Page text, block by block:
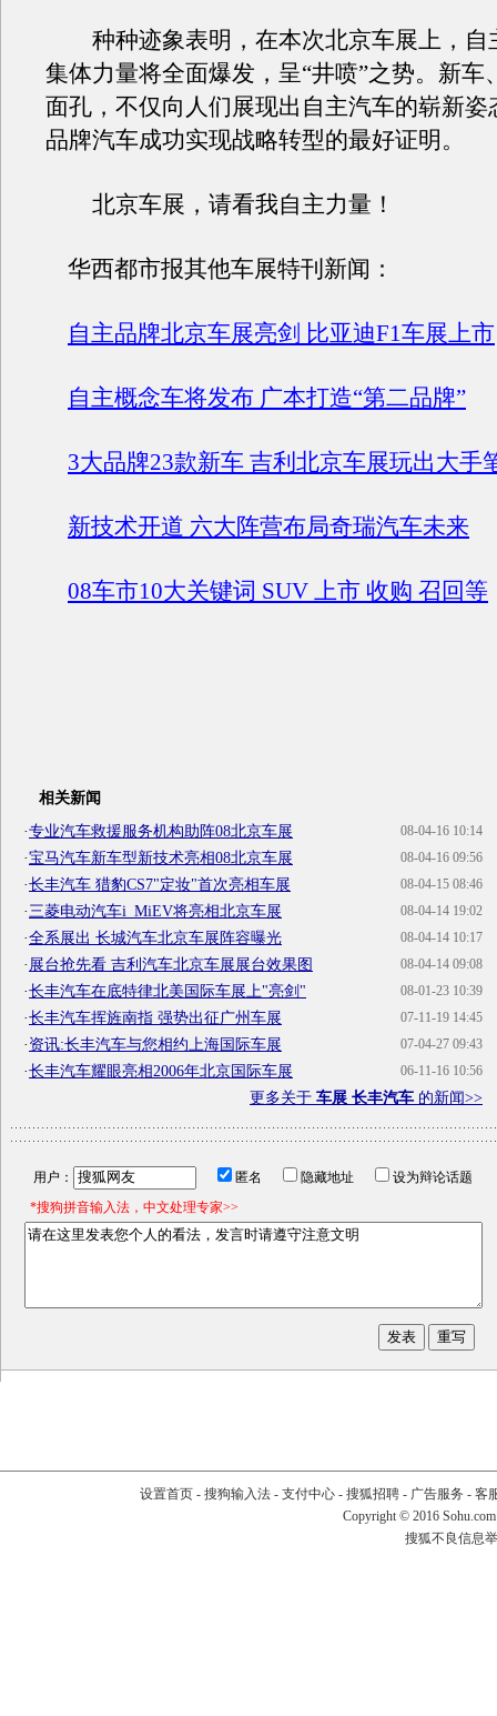
种种迹象表明，在本次北京车展上，自
集体力量将全面爆发，呈“井喷”之势。新车
面孔，不仅向人们展现出自主汽车的崭新姿
品牌汽车成功实现战略转型的最好证明。
北京车展，请看我自主力量！
华西都市报其他车展特刊新闻：
自主品牌北京车展亮剑 比亚迪F1车展上市
自主概念车将发布 广本打造“第二品牌”
3大品牌23款新车 吉利北京车展玩出大手
新技术开道 六大阵营布局奇瑞汽车未来
08车市10大关键词 SUV 上市 收购 召回等
相关新闻
08-04-16 10:14
·专业汽车救援服务机构助阵08北京车展
08-04-16 09:56
·宝马汽车新车型新技术亮相08北京车展
08-04-15 08:46
·长丰汽车 猎豹CS7"定妆"首次亮相车展
08-04-14 19:02
·三菱电动汽车i_MiEV将亮相北京车展
08-04-14 10:17
·全系展出 长城汽车北京车展阵容曝光
08-04-14 09:08
· 展台抢先看 吉利汽车北京车展展台效果图
08-01-23 10:39
·长丰汽车在底特律北美国际车展上"亮剑"
07-11-19 14:45
·长丰汽车挥旌南指 强势出征广州车展
07-04-27 09:43
·资讯:长丰汽车与您相约上海国际车展
06-11-16 10:56
·长丰汽车耀眼亮相2006年北京国际车展
更多关于 车展 长丰汽车 的新闻>>
用户： 匿名 隐藏地址
设为辩论话题
*搜狗拼音输入法，中文处理专家>>
设置首页- 搜狗输入法- 支付中心- 搜狐招聘- 广告服务 - 客
Copyright © 2016
搜狐不良信息